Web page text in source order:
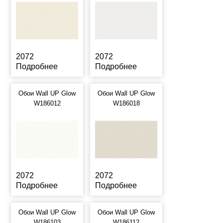
2072
Подробнее
2072
Подробнее
Обои Wall UP Glow
W186012
2072
Подробнее
Обои Wall UP Glow
W186018
2072
Подробнее
Обои Wall UP Glow
Обои Wall UP Glow